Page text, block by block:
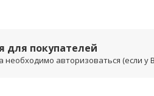
для покупателей
авторизоваться (если у